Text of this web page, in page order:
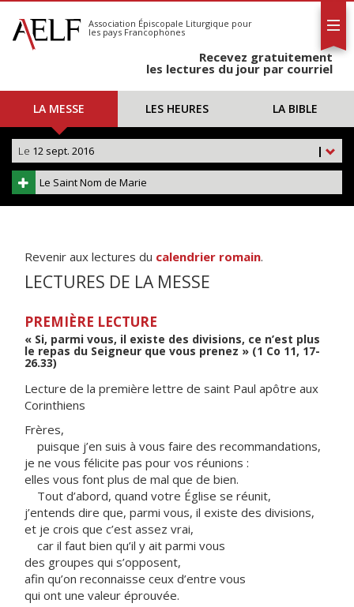
S'abonner
Calendrier
Association Épiscopale Liturgique pour
les pays Francophones
Recevez gratuitement
les lectures du jour par courriel
LA MESSE LES HEURES LA BIBLE
|
Le 12 sept. 2016
Le Saint Nom de Marie
Revenir aux lectures du calendrier romain.
LECTURES DE LA MESSE
PREMIÈRE LECTURE
« Si, parmi vous, il existe des divisions, ce n’est plus
le repas du Seigneur que vous prenez » (1 Co 11, 17-
26.33)
Lecture de la première lettre de saint Paul apôtre aux
Corinthiens
Frères,
puisque j’en suis à vous faire des recommandations,
je ne vous félicite pas pour vos réunions :
elles vous font plus de mal que de bien.
Tout d’abord, quand votre Église se réunit,
j’entends dire que, parmi vous, il existe des divisions,
et je crois que c’est assez vrai,
car il faut bien qu’il y ait parmi vous
des groupes qui s’opposent,
afin qu’on reconnaisse ceux d’entre vous
qui ont une valeur éprouvée.